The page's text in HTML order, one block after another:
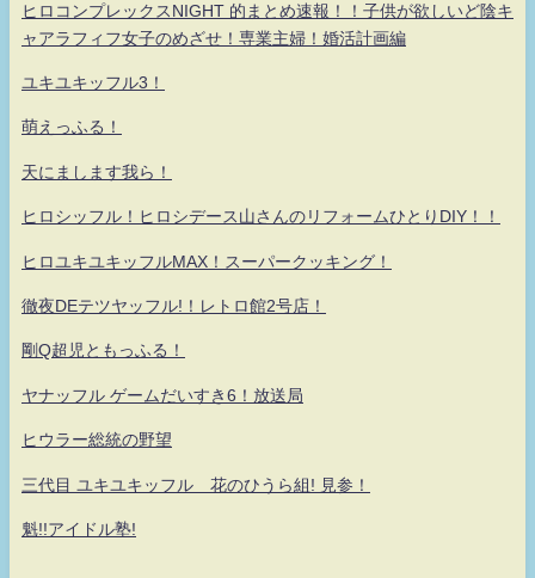
ヒロコンプレックスNIGHT 的まとめ速報！！子供が欲しいど陰キ
ャアラフィフ女子のめざせ！専業主婦！婚活計画編
ユキユキッフル3！
萌えっふる！
天にまします我ら！
ヒロシッフル！ヒロシデース山さんのリフォームひとりDIY！！
ヒロユキユキッフルMAX！スーパークッキング！
徹夜DEテツヤッフル!！レトロ館2号店！
剛Q超児ともっふる！
ヤナッフル ゲームだいすき6！放送局
ヒウラー総統の野望
三代目 ユキユキッフル 花のひうら組! 見参！
魁!!アイドル塾!